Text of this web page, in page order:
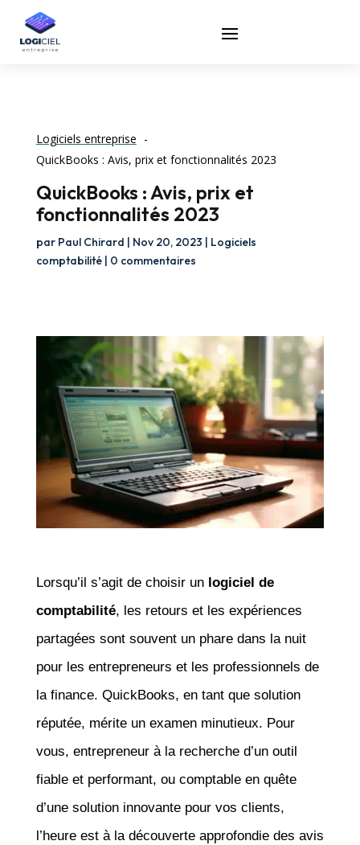
Logiciels entreprise
QuickBooks : Avis, prix et fonctionnalités 2023
QuickBooks : Avis, prix et
fonctionnalités 2023
par Paul Chirard | Nov 20, 2023 | Logiciels
comptabilité| 0 commentaires
Lorsqu’il s’agit de choisir un logiciel de
comptabilité, les retours et les expériences
partagées sont souvent un phare dans la nuit
pour les entrepreneurs et les professionnels de
la finance. QuickBooks, en tant que solution
réputée, mérite un examen minutieux. Pour
vous, entrepreneur à la recherche d’un outil
fiable et performant, ou comptable en quête
d’une solution innovante pour vos clients,
l’heure est à la découverte approfondie des avis